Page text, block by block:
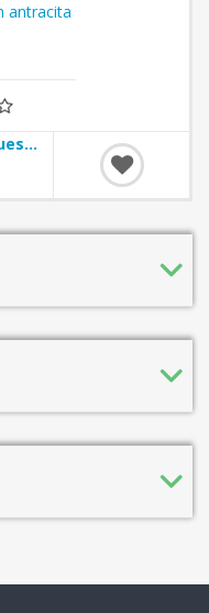
antracita
1,10 € incl impuestos